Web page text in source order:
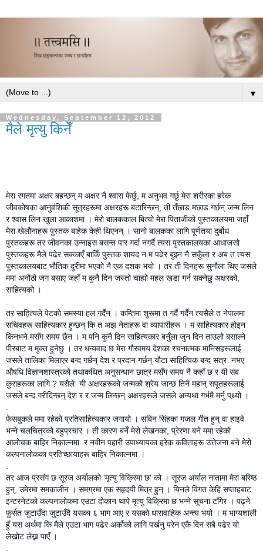
▼
Wednesday, September 12, 2012
मैले मृत्यु किनेँ
मेरा रगतमा अक्षर बहन्छन् म अक्षर नै श्वास फेर्छु, म अनुभव गर्छु मेरा शरीरका हरेक
जीवकोषका आनुवंशिकी सूत्रहरूमा अक्षरहरू बटारिन्छन्, ती तँछाड मछाड गर्छन् जन्म लिन
र श्वास लिन खुला आकाशमा । मेरो बालककाल बित्यो मेरा पिताजीको पुस्तकालयमा जहाँ
मेरा खेलौनाहरू पुस्तक बाहेक केही थिएनन् । सानो बालकका लागि पूर्णतया दुर्बोध
पुस्तकहरू तर जीवनका उन्नाइस बसन्त पार गर्दा नगर्दै त्यस पुस्तकालयका आधाजसो
पुस्तकहरू मैले पढेर सक्काएँ बाकिँ पुस्तक शायद न म पढेर बुझ्न नै सकुँला र अब त त्यस
पुस्तकालयबाट भौतिक दुरीमा भएको नै एक दशक भयो । तर ती दिनहरू सुनौला थिए जसले
ममा अनौठो जग बसाए जहाँ म कुनै दिन जस्तो चाह्यो महल खडा गर्न सक्नेछु अक्षरको,
साहित्यको ।
तर साहित्यले पेटको समस्या हल गर्दैन । कम्तिमा शुरूमा त गर्दै गर्दैन त्यसैले त नेपालमा
सचिवहरू साहित्यकार हुन्छन् कि त अझ नेताहरू वा व्यापारीहरू । म साहित्यकार होइन
किनभने मसँग समय छैन । म पनि कुनै दिन साहित्यकार बनुँला जुन दिन ताउलो बसाल्ने
पीरबाट म मुक्त हुनेछु । तर धन्यवाद छ मेरा गौरवमय देशका रचनात्मक मानिसहरूलाई
जसले तालिका मिलाएर बन्द गर्छन् देश र प्रदान गर्छन् यौटा साहित्यिक बन्द सत्र नभए
औषधि विज्ञानशास्त्रको तथाकथित अनुसन्धान छात्र मसँग समय नै कहाँ छ र यी सब
कुराहरूका लागि ? यसैले यी अक्षरहरूको जन्मको श्रेय जान्छ तिनै महान् सपूतहरूलाई
जसले बन्द गरीदिन्छन् देश र र जन्म लिन्छन् अक्षरहरूले जसले अन्यथा गर्भमै मर्नु पथ्र्यो ।
फेसबुकले ममा रहेको प्रतिसाहित्यकार जगायो । सबिन सिंहका गजल गीत हुन् वा हाइवे
भन्ने चलचित्रको बहुप्रचार । ती कारण बनेँ मेरो लेखनका, प्रेरणा बने ममा रहेको
आलोचक बाहिर निकाल्नमा र नवीन पहारी उपाध्यायका हरेक कविताहरू उत्तेजना बने मेरो
कल्पनालोकका प्रतिच्छायाहरू बाहिर निकाल्नमा ।
तर आज प्रसंग छ सूरज अर्यालको 'मृत्यु विक्रिमा छ' को । सूरज अर्याल नातामा मेरा बरिष्ठ
हुन्, उमेरमा समकालीन । समग्रमा एक सहृदयी मित्र हुन् । यिनले विगत केहि सप्ताहबाट
इन्टरनेटको कल्पनालोकमा एउटा दोकान थापे मृत्यु विक्रिमा छ भन्ने सूचना टाँगेर । पढ्ने
फुर्सत जुटाउँदा जुटाउँदै यसका ६ भाग आए र यसको धारावाहिक अन्त्य भयो । म भाग्यशाली
हुँ यस अर्थमा कि मैले एउटा भाग पढेर अर्कोको लागि पर्खनु परेन एकै दिन सबै पढेर यो
लेखोट लेख्न पाएँ ।